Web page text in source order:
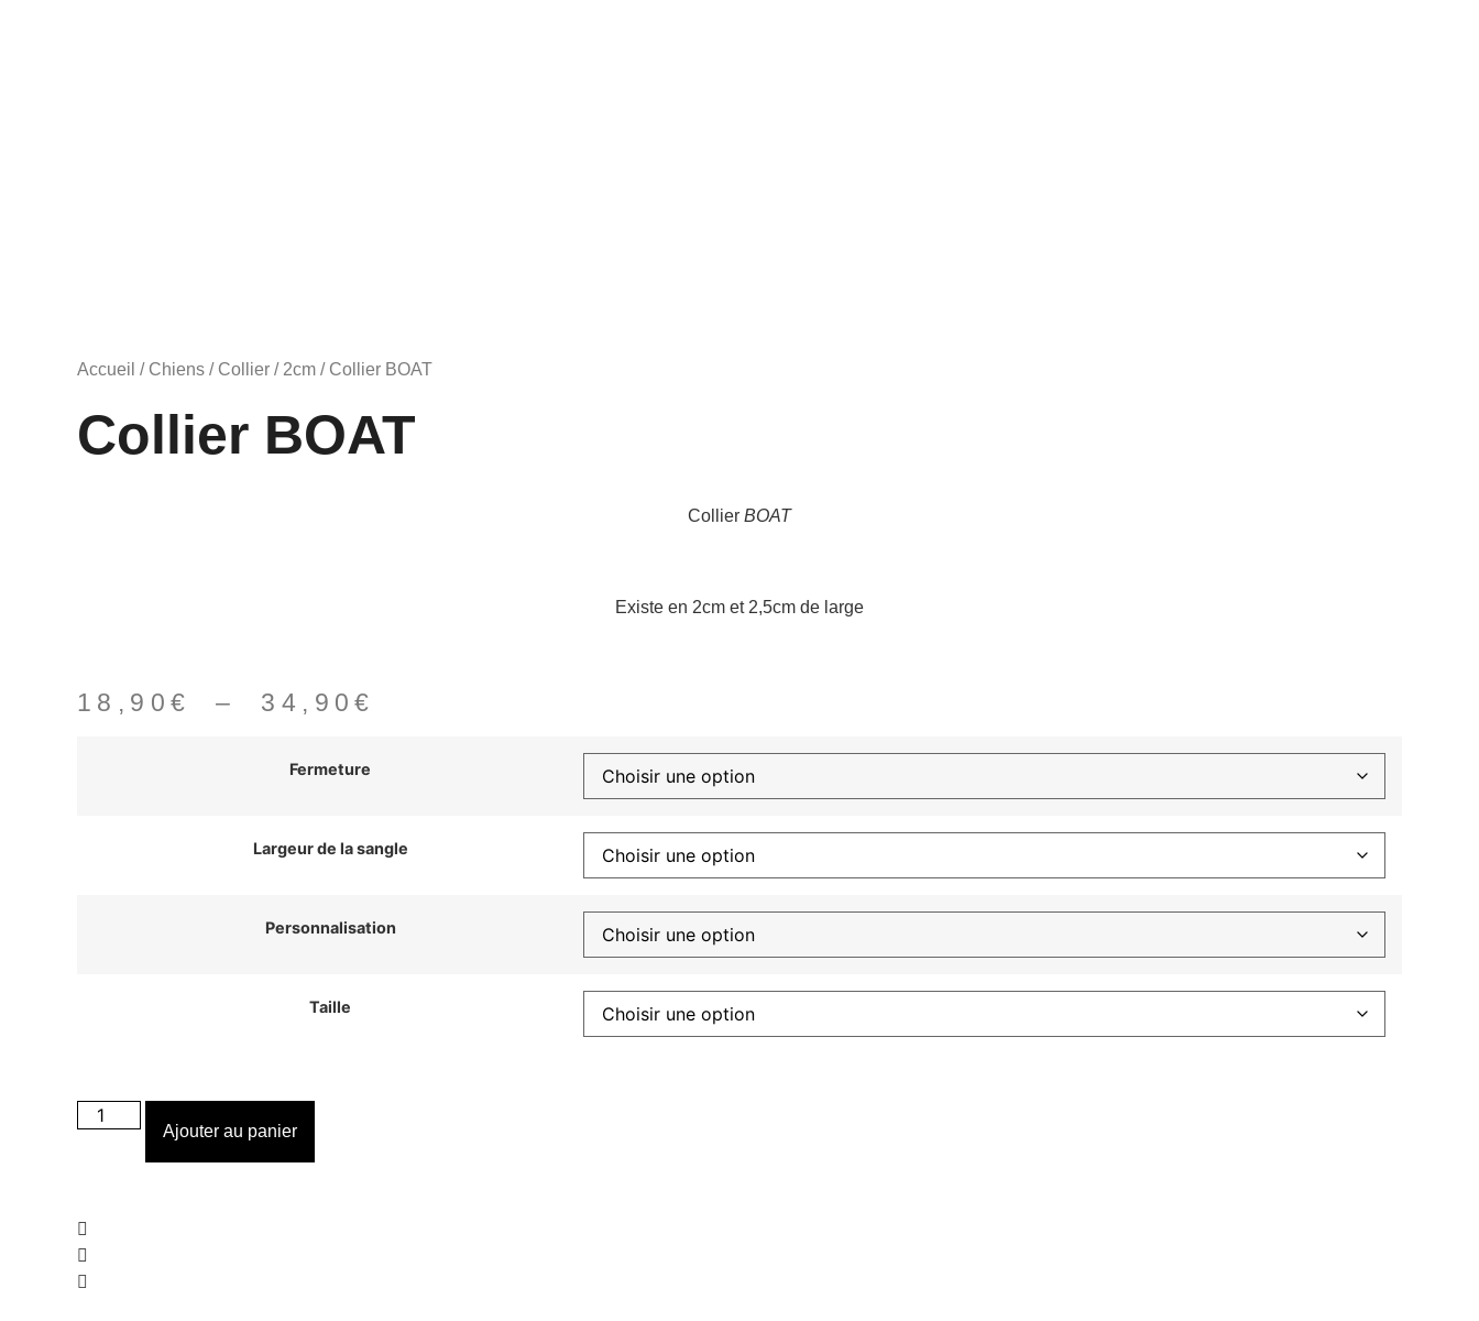
Accueil / Chiens / Collier / 2cm / Collier BOAT
Collier BOAT
Collier BOAT
Existe en 2cm et 2,5cm de large
18,90 € – 34,90€
à
Fermeture
Largeur de la sangle
Personnalisation
Taille
quantité
de
Ajouter au panier